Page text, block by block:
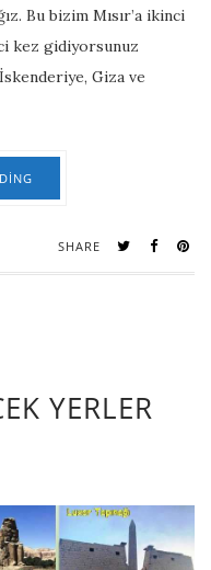
Bu bizim Mısır’a ikinci
kez gidiyorsunuz
Giza ve
SHARE
YERLER